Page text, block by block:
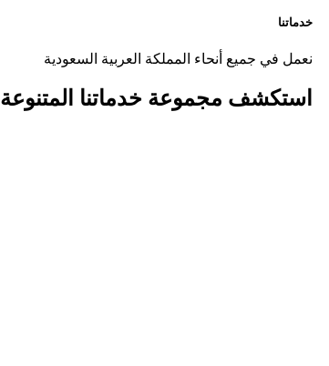
خدماتنا
نعمل في جميع أنحاء المملكة العربية السعودية
استكشف مجموعة خدماتنا المتنوعة